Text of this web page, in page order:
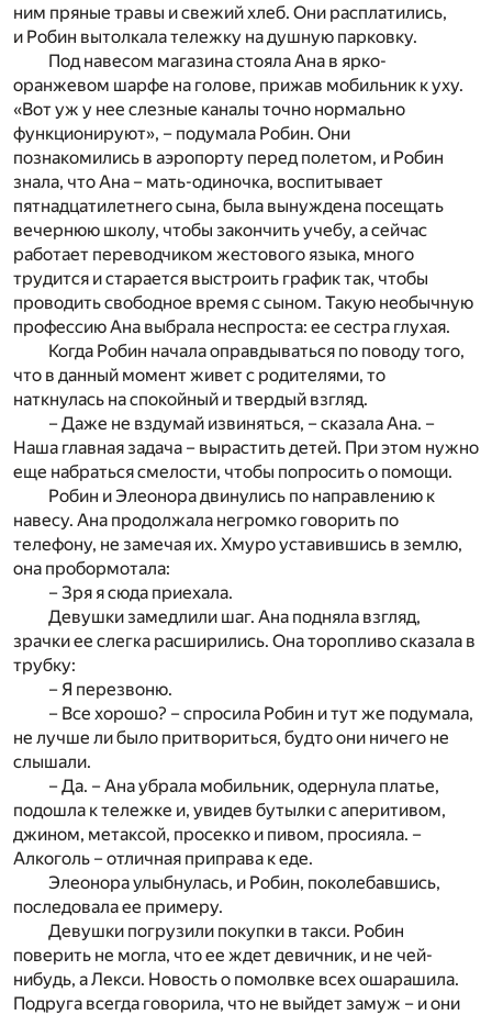
ним пряные травы и свежий хлеб. Они расплатились,
и Робин вытолкала тележку на душную парковку.
Под навесом магазина стояла Ана в ярко-
оранжевом шарфе на голове, прижав мобильник к уху.
«Вот уж у нее слезные каналы точно нормально
функционируют», – подумала Робин. Они
познакомились в аэропорту перед полетом, и Робин
знала, что Ана – мать-одиночка, воспитывает
пятнадцатилетнего сына, была вынуждена посещать
вечернюю школу, чтобы закончить учебу, а сейчас
работает переводчиком жестового языка, много
трудится и старается выстроить график так, чтобы
проводить свободное время с сыном. Такую необычную
профессию Ана выбрала неспроста: ее сестра глухая.
Когда Робин начала оправдываться по поводу того,
что в данный момент живет с родителями, то
наткнулась на спокойный и твердый взгляд.
– Даже не вздумай извиняться, – сказала Ана. –
Наша главная задача – вырастить детей. При этом нужно
еще набраться смелости, чтобы попросить о помощи.
Робин и Элеонора двинулись по направлению к
навесу. Ана продолжала негромко говорить по
телефону, не замечая их. Хмуро уставившись в землю,
она пробормотала:
– Зря я сюда приехала.
Девушки замедлили шаг. Ана подняла взгляд,
зрачки ее слегка расширились. Она торопливо сказала в
трубку:
– Я перезвоню.
– Все хорошо? – спросила Робин и тут же подумала,
не лучше ли было притвориться, будто они ничего не
слышали.
– Да. – Ана убрала мобильник, одернула платье,
подошла к тележке и, увидев бутылки с аперитивом,
джином, метаксой, просекко и пивом, просияла. –
Алкоголь – отличная приправа к еде.
Элеонора улыбнулась, и Робин, поколебавшись,
последовала ее примеру.
Девушки погрузили покупки в такси. Робин
поверить не могла, что ее ждет девичник, и не чей-
нибудь, а Лекси. Новость о помолвке всех ошарашила.
Подруга всегда говорила, что не выйдет замуж – и они